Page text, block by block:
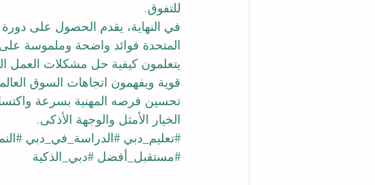
للتفوق.
في النهاية، يقدم الحصول على دورة
المتحدة فوائد واضحة وملموسة
يتعلمون كيفية حل مشكلات العمل
قوية ويفهمون اتجاهات السوق
تحسين فرصه المهنية بسرعة
الخيار الأمثل والوجهة الأذكى.
#تعليم_دبي #الدراسة_في_دبي
#مستقبل_أفضل #دبي_الذكية